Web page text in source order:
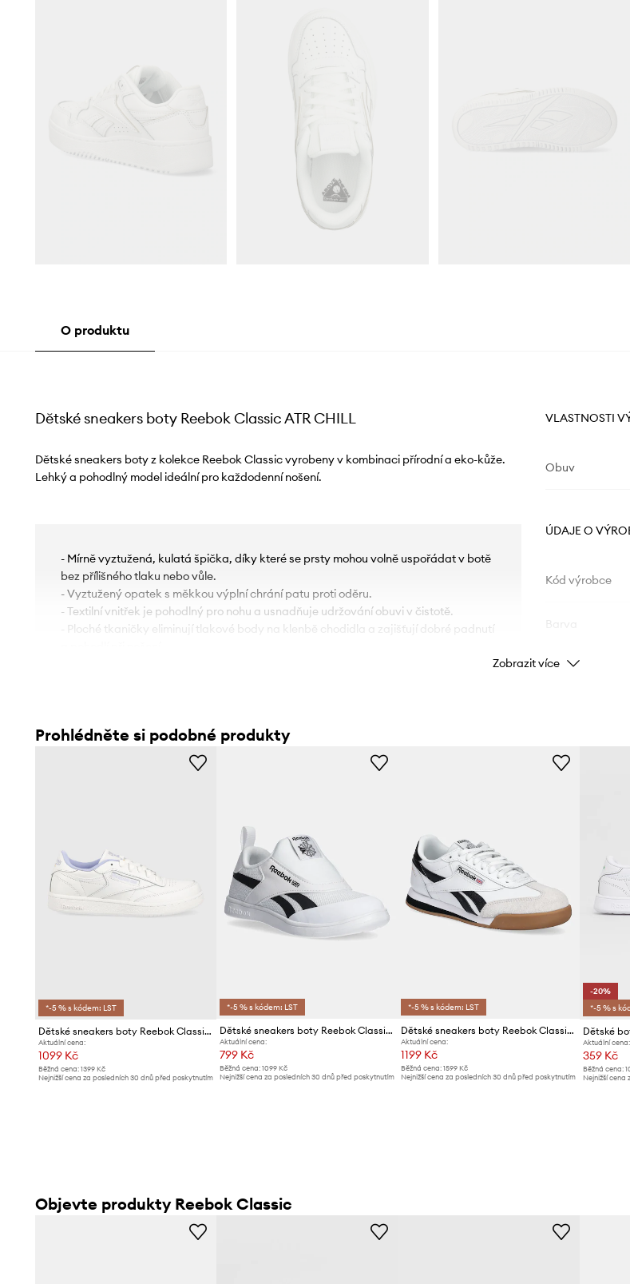
O produktu
Dětské sneakers boty Reebok Classic ATR CHILL
Dětské sneakers boty z kolekce Reebok Classic vyrobeny v kombinaci přírodní a eko-kůže.
Lehký a pohodlný model ideální pro každodenní nošení.
- Mírně vyztužená, kulatá špička, díky které se prsty mohou volně uspořádat v botě
bez přílišného tlaku nebo vůle.
- Vyztužený opatek s měkkou výplní chrání patu proti oděru.
- Textilní vnitřek je pohodlný pro nohu a usnadňuje udržování obuvi v čistotě.
- Ploché tkaničky eliminují tlakové body na klenbě chodidla a zajišťují dobré padnutí
VLASTNOSTI
Obuv
ÚDAJE O
Kód výrobce
Značka
ID produktu
Zobrazit více
Prohlédněte si podobné produkty
*-5 % s kódem: LST
Dětské sneakers boty Reebok Classic CLUB C
Aktuální cena:
1099 Kč
Běžná cena: 1399 Kč
Nejnižší cena za posledních 30 dnů před poskytnutím
*-5 % s kódem: LST
Dětské sneakers boty Reebok Classic CLUB C REVENGE
Aktuální cena:
799 Kč
Běžná cena:1099 Kč
Nejnižší cena za posledních 30 dnů před poskytnutím
*-5 % s kódem: LST
Dětské sneakers boty Reebok Classic CAMPIO XT
Aktuální cena:
1199 Kč
Běžná cena: 1599 Kč
Nejnižší cena za posledních 30 dnů před poskytnutím
-20%
*-5 % s
Dětské
Aktuální cena:
359 Kč
Běžná cena:
Nejnižší cena
Objevte produkty Reebok Classic